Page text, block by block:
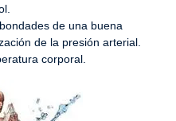
de una buena
de la presión arterial.
corporal.